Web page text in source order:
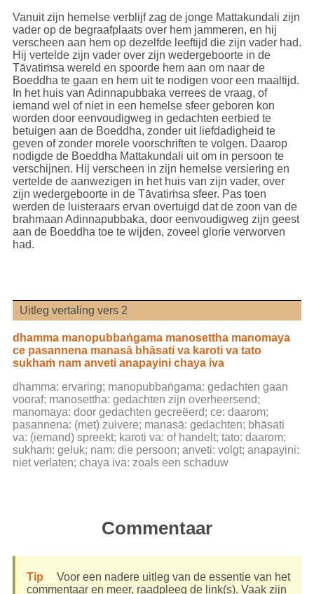
Vanuit zijn hemelse verblijf zag de jonge Mattakundali zijn
vader op de begraafplaats over hem jammeren, en hij
verscheen aan hem op dezelfde leeftijd die zijn vader had.
Hij vertelde zijn vader over zijn wedergeboorte in de
Tāvatiṁsa wereld en spoorde hem aan om naar de
Boeddha te gaan en hem uit te nodigen voor een maaltijd.
In het huis van Adinnapubbaka verrees de vraag, of
iemand wel of niet in een hemelse sfeer geboren kon
worden door eenvoudigweg in gedachten eerbied te
betuigen aan de Boeddha, zonder uit liefdadigheid te
geven of zonder morele voorschriften te volgen. Daarop
nodigde de Boeddha Mattakundali uit om in persoon te
verschijnen. Hij verscheen in zijn hemelse versiering en
vertelde de aanwezigen in het huis van zijn vader, over
zijn wedergeboorte in de Tāvatiṁsa sfeer. Pas toen
werden de luisteraars ervan overtuigd dat de zoon van de
brahmaan Adinnapubbaka, door eenvoudigweg zijn geest
aan de Boeddha toe te wijden, zoveel glorie verworven
had.
Uitleg vertaling vers 2
dhamma manopubbaṅgama manosettha manomaya
ce pasannena manasā bhāsati va karoti va tato
sukhaṁ nam anveti anapayini chaya iva
dhamma: ervaring; manopubbaṅgama: gedachten gaan
vooraf; manosettha: gedachten zijn overheersend;
manomaya: door gedachten gecreëerd; ce: daarom;
pasannena: (met) zuivere; manasā: gedachten; bhāsati
va: (iemand) spreekt; karoti va: of handelt; tato: daarom;
sukhaṁ: geluk; nam: die persoon; anveti: volgt; anapayini:
niet verlaten; chaya iva: zoals een schaduw
Commentaar
Tip
Voor een nadere uitleg van de essentie van het
commentaar en meer, raadpleeg de link(s). Vaak zijn